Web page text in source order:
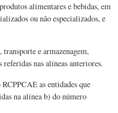
alimentares e bebidas, em
ou não especializados, e
e armazenagem,
referidas nas alíneas anteriores.
as entidades que
na alínea b) do número